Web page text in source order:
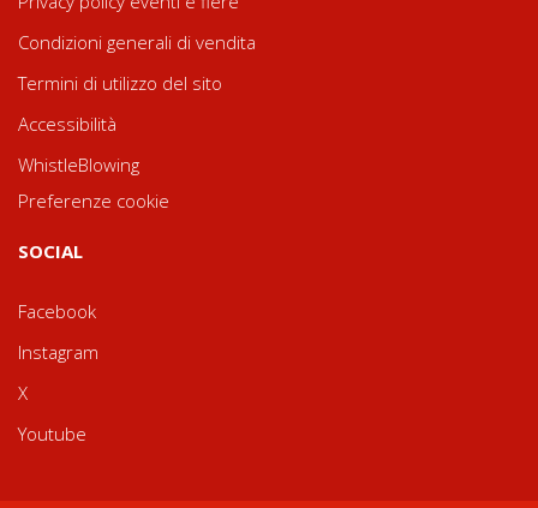
Condizioni generali di vendita
Termini di utilizzo del sito
Accessibilità
WhistleBlowing
Preferenze cookie
SOCIAL
Facebook
Instagram
X
Youtube